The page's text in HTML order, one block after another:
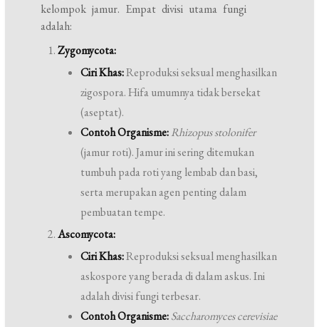
kelompok jamur. Empat divisi utama fungi
adalah:
Zygomycota:
Ciri Khas:Reproduksi seksual menghasilkan
zigospora. Hifa umumnya tidak bersekat
(aseptat).
Contoh Organisme:Rhizopus stolonifer
(jamur roti). Jamur ini sering ditemukan
tumbuh pada roti yang lembab dan basi,
serta merupakan agen penting dalam
pembuatan tempe.
Ascomycota:
Ciri Khas:Reproduksi seksual menghasilkan
askospore yang berada di dalam askus. Ini
adalah divisi fungi terbesar.
Contoh Organisme:Saccharomyces cerevisiae